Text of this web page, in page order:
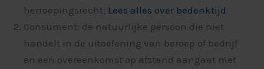
herroepingsrecht; Lees alles over bedenktijd
Consument: de natuurlijke persoon die niet
handelt in de uitoefening van beroep of bedrijf
en een overeenkomst op afstand aangaat met